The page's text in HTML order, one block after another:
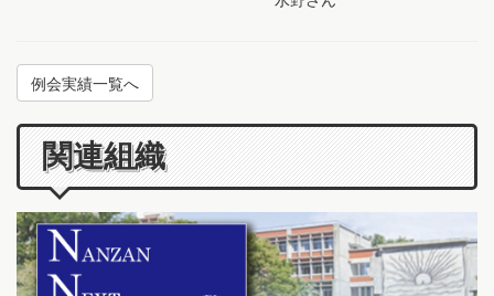
例会実績一覧へ
関連組織